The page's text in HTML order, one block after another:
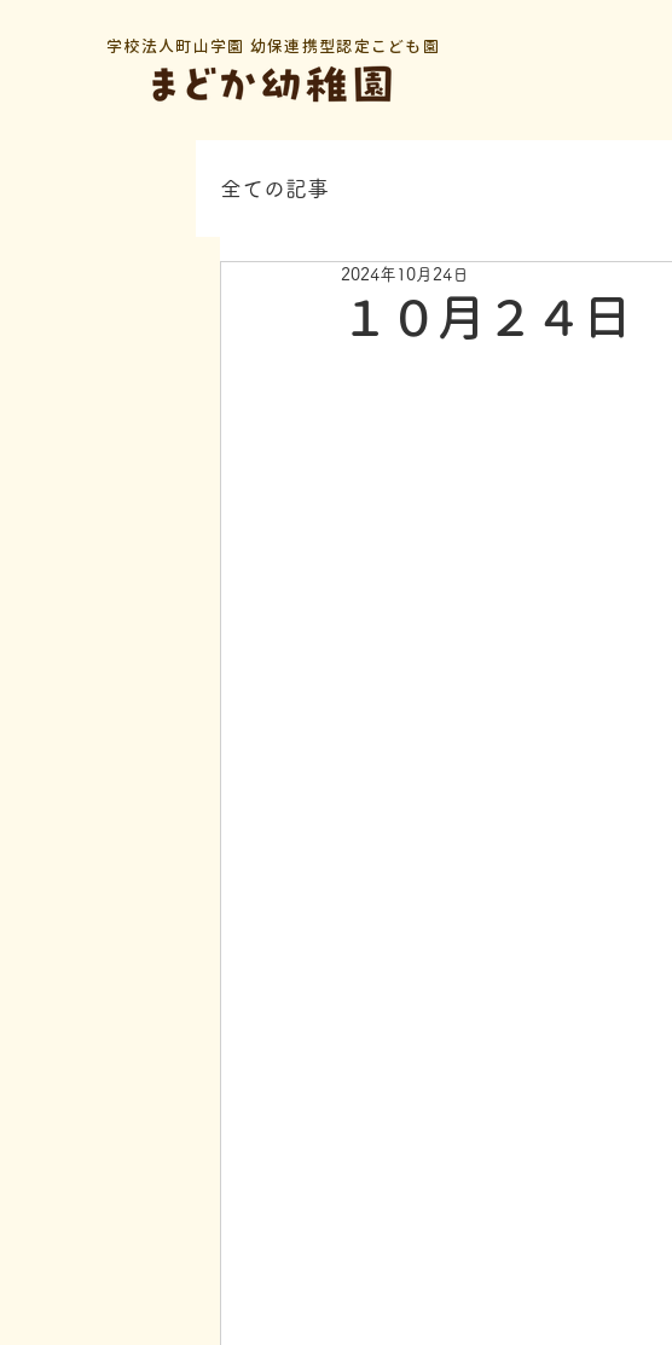
学校法人町山学園 幼保連携型認定こども園
全ての記事
１０月２４日
2024年10月24日